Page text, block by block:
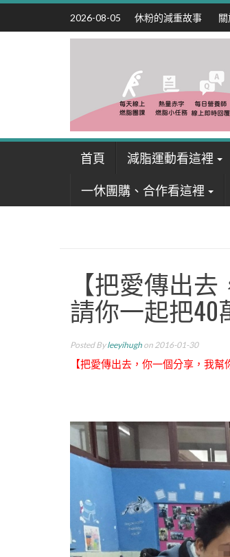
Skip
content
2026-08-05 休粉的減重故事
首頁 減脂運動看這裡
一休團購、合作看這裡
【把愛傳出
請你一起把40
Posted Byleeyihugh on 2016-01-30
【把愛傳出去，你一個分享，我